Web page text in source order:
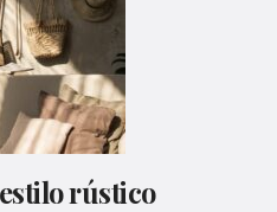
rústico